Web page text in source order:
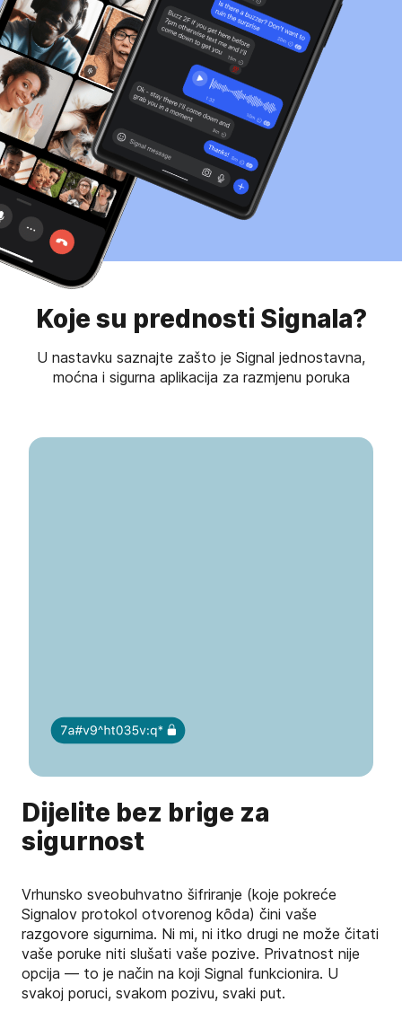
Koje su prednosti Signala?
U nastavku saznajte zašto je Signal jednostavna,
moćna i sigurna aplikacija za razmjenu poruka
Dijelite bez brige za
sigurnost
Vrhunsko sveobuhvatno šifriranje (koje pokreće
Signalov protokol otvorenog kȏda) čini vaše
razgovore sigurnima. Ni mi, ni itko drugi ne može čitati
vaše poruke niti slušati vaše pozive. Privatnost nije
opcija — to je način na koji Signal funkcionira. U
svakoj poruci, svakom pozivu, svaki put.